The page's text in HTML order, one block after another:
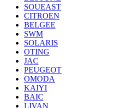
SOUEAST
CITROEN
BELGEE
SWM
SOLARIS
OTING
JAC
PEUGEOT
OMODA
KAIYI
BAIC
LIVAN